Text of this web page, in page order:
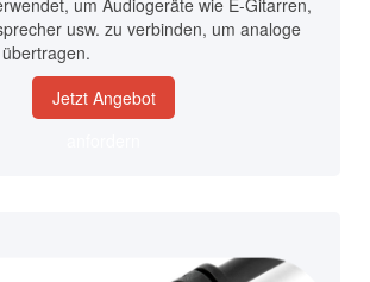
usw. zu verbinden, um analoge
Jetzt Angebot